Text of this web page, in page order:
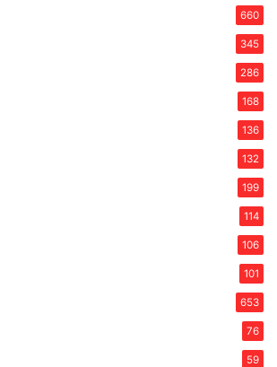
660
345
286
168
136
132
199
114
106
101
653
76
59